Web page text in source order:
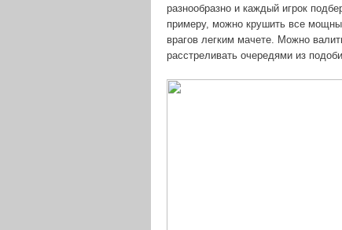
разнообразно и каждый игрок
примеру, можно крушить все
врагов легким мачете. Можно
расстреливать очередями из